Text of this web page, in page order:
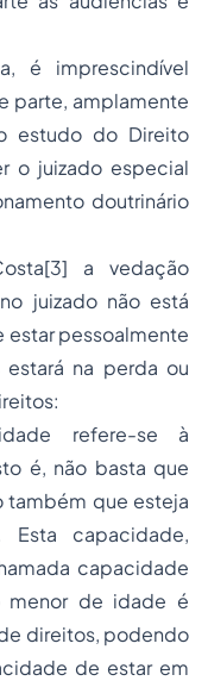
é imprescindível
parte, amplamente
estudo do Direito
o juizado especial
doutrinário
a vedação
juizado não está
estar pessoalmente
estará na perda ou
refere-se à
é, não basta que
também que esteja
capacidade,
capacidade
menor de idade é
direitos, podendo
de estar em